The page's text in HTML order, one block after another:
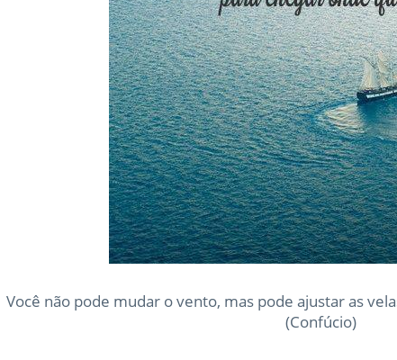
Você não pode mudar o vento, mas pode ajustar as
(Confúcio)